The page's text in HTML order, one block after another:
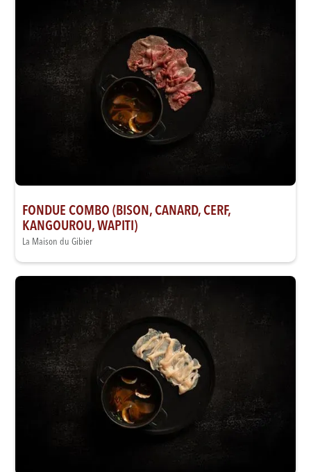
FONDUE COMBO (BISON, CANARD, CERF,
KANGOUROU, WAPITI)
La Maison du Gibier